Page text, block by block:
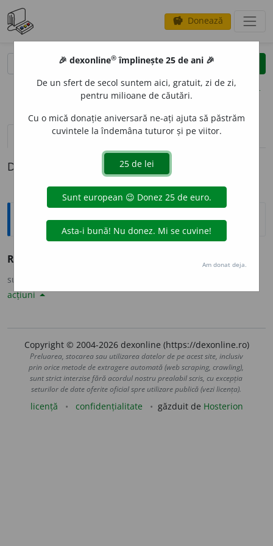
savings Donează
clear
opțiuni
definiții (1) pronunțievolume_up (6)
Definiția cu ID-ul 928577:
Explicative DEX
REPERT
sursa:
acțiuni
Copyright © 2004-2026 dexonline (https://dexonline.ro)
Preluarea, stocarea sau utilizarea datelor de pe acest site, inclusiv
prin orice metode de extragere automată (web scraping, crawling),
sunt strict interzise fără acordul nostru prealabil scris, cu excepția
seturilor de date oferite oficial spre utilizare publică (vezi licența).
licență confidențialitate găzduit de Hosterion
🎉 dexonline® împlinește 25 de ani 🎉
De un sfert de secol suntem aici, gratuit, zi de zi,
pentru milioane de căutări.
Cu o mică donație aniversară ne-ați ajuta să păstrăm
cuvintele la îndemâna tuturor și pe viitor.
Am donat deja.